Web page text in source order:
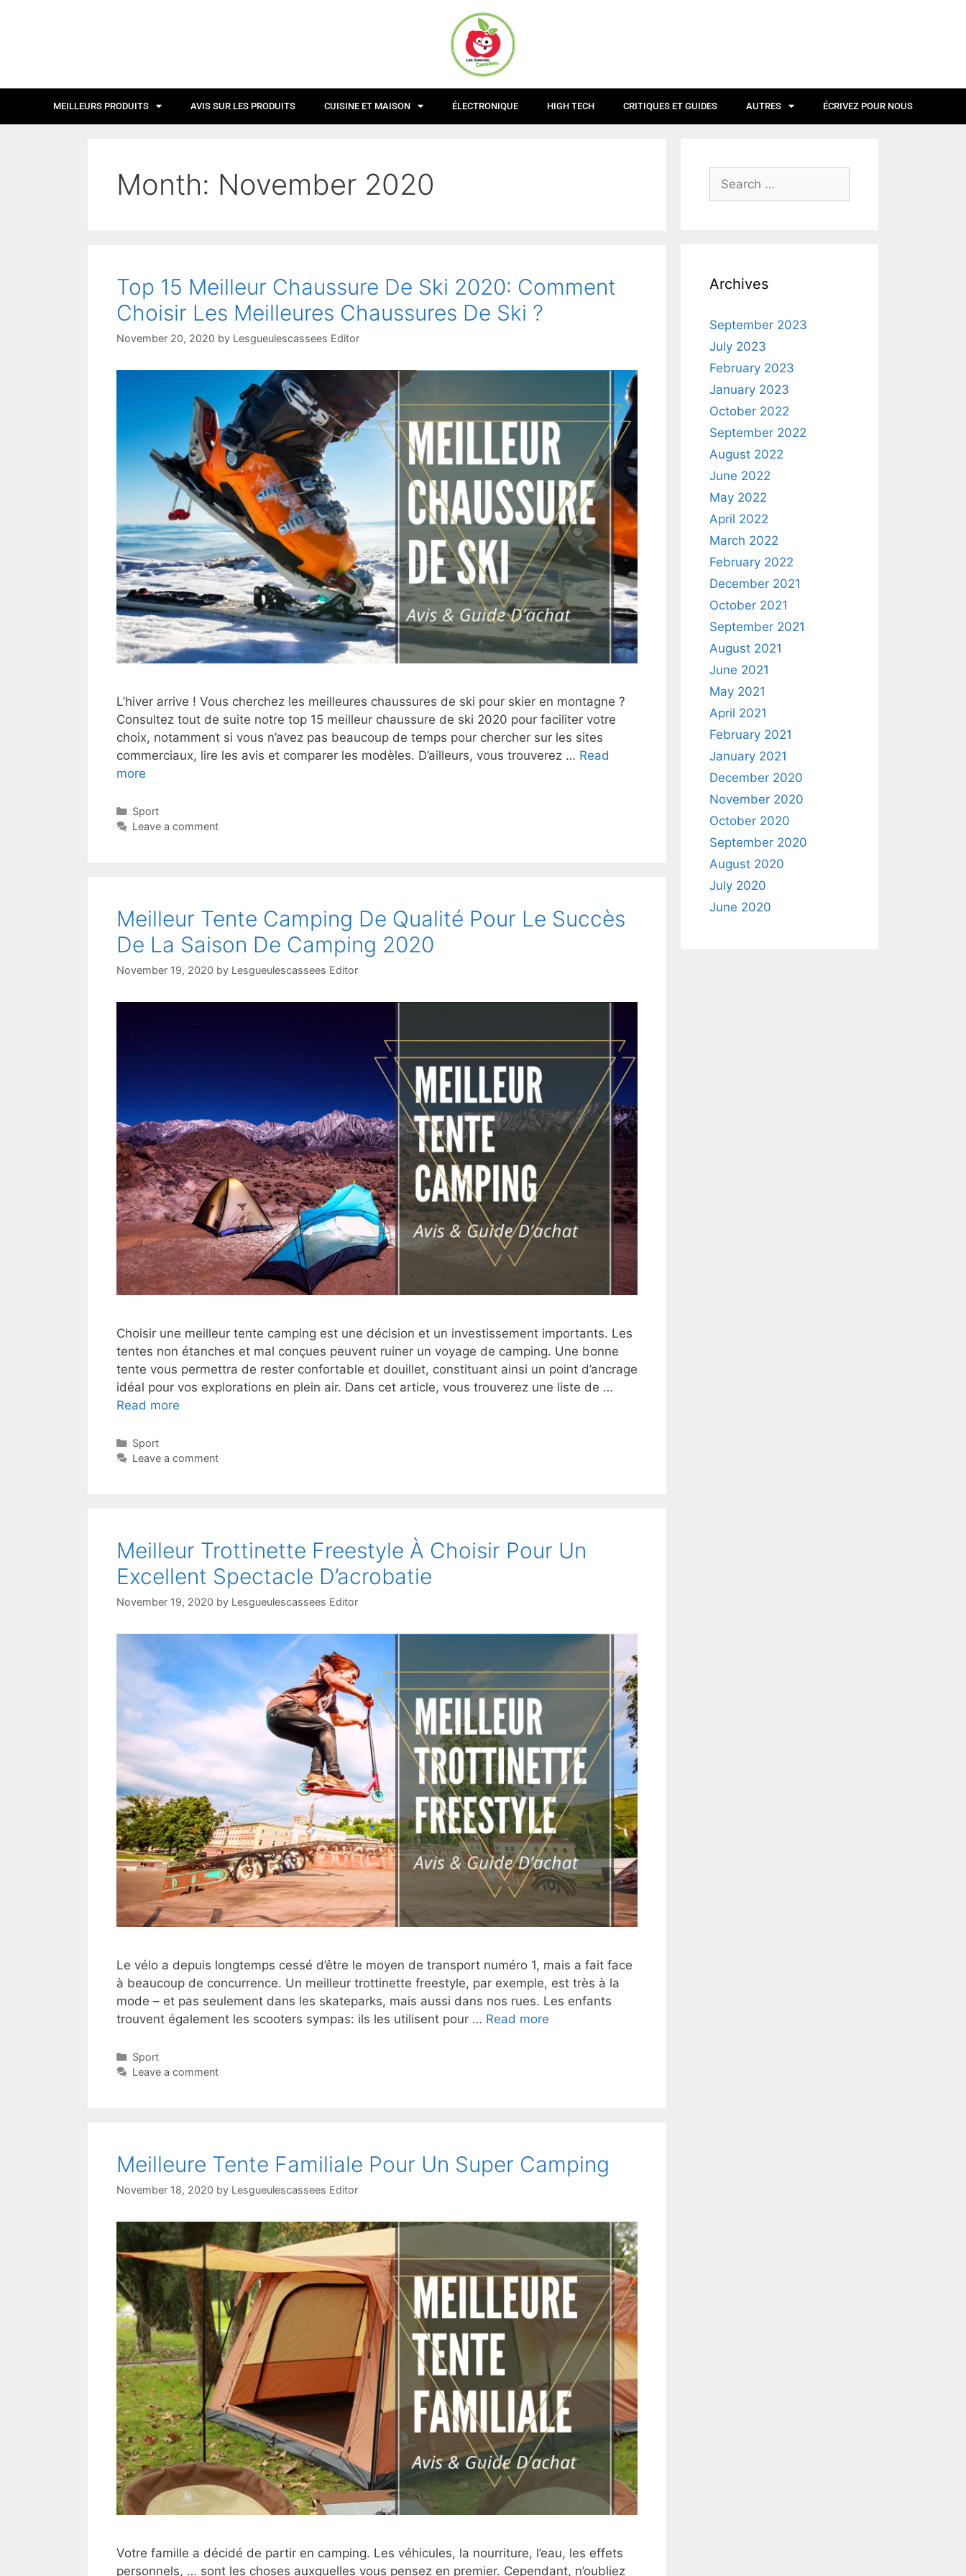
MEILLEURS PRODUITS AVIS SUR LES PRODUITS CUISINE ET MAISON ÉLECTRONIQUE HIGH TECH CRITIQUES ET GUIDES AUTRES ÉCRIVEZ POUR NOUS
Month: November 2020
Top 15 Meilleur Chaussure De Ski 2020: Comment
Choisir Les Meilleures Chaussures De Ski ?
November 20, 2020 by Lesgueulescassees Editor
L’hiver arrive ! Vous cherchez les meilleures chaussures de ski pour skier en montagne ?
Consultez tout de suite notre top 15 meilleur chaussure de ski 2020 pour faciliter votre
choix, notamment si vous n’avez pas beaucoup de temps pour chercher sur les sites
commerciaux, lire les avis et comparer les modèles. D’ailleurs, vous trouverez … Read
more
Sport
Leave a comment
Meilleur Tente Camping De Qualité Pour Le Succès
De La Saison De Camping 2020
November 19, 2020 by Lesgueulescassees Editor
Choisir une meilleur tente camping est une décision et un investissement importants. Les
tentes non étanches et mal conçues peuvent ruiner un voyage de camping. Une bonne
tente vous permettra de rester confortable et douillet, constituant ainsi un point d’ancrage
idéal pour vos explorations en plein air. Dans cet article, vous trouverez une liste de …
Read more
Sport
Leave a comment
Meilleur Trottinette Freestyle À Choisir Pour Un
Excellent Spectacle D’acrobatie
November 19, 2020 by Lesgueulescassees Editor
Le vélo a depuis longtemps cessé d’être le moyen de transport numéro 1, mais a fait face
à beaucoup de concurrence. Un meilleur trottinette freestyle, par exemple, est très à la
mode – et pas seulement dans les skateparks, mais aussi dans nos rues. Les enfants
trouvent également les scooters sympas: ils les utilisent pour … Read more
Sport
Leave a comment
Meilleure Tente Familiale Pour Un Super Camping
November 18, 2020 by Lesgueulescassees Editor
Votre famille a décidé de partir en camping. Les véhicules, la nourriture, l’eau, les effets
personnels, … sont les choses auxquelles vous pensez en premier. Cependant, n’oubliez
Archives
September 2023
July 2023
February 2023
January 2023
October 2022
September 2022
August 2022
June 2022
May 2022
April 2022
March 2022
February 2022
December 2021
October 2021
September 2021
August 2021
June 2021
May 2021
April 2021
February 2021
January 2021
December 2020
November 2020
October 2020
September 2020
August 2020
July 2020
June 2020